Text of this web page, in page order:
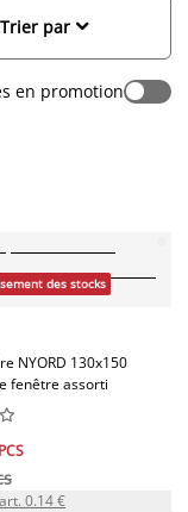
ou lits, nos

Trier par
en promotion
des stocks
NYORD 130x150
fenêtre assorti


0.14 €